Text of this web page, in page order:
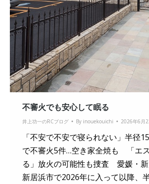
不審火でも安心して眠る
井上功一のRCブログ By inouekouichi 2026年6月
「不安で不安で寝られない」半径
で不審火5件…空き家全焼も 「エ
る」放火の可能性も捜査 愛媛・新
新居浜市で2026年に入って以降、